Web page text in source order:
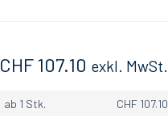
CHF 107.10 exkl. MwSt.
ab 1 Stk.
CHF 107.10